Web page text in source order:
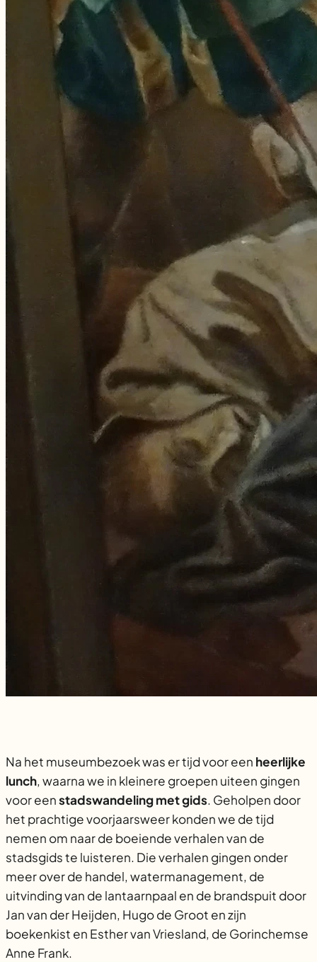
Na het museumbezoek was er tijd voor een heerlijke
lunch, waarna we in kleinere groepen uiteen gingen
voor eenstadswandeling met gids. Geholpen door
het prachtige voorjaarsweer konden we de tijd
nemen om naar de boeiende verhalen van de
stadsgids te luisteren. Die verhalen gingen onder
meer over de handel, watermanagement, de
uitvinding van de lantaarnpaal en de brandspuit door
Jan van der Heijden, Hugo de Groot en zijn
boekenkist en Esther van Vriesland, de Gorinchemse
Anne Frank.